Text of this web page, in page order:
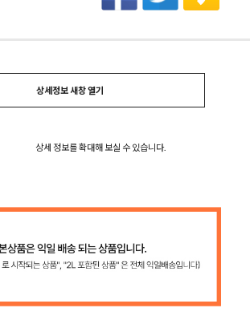
상세정보 새창 열기
상세 정보를 확대해 보실 수 있습니다.